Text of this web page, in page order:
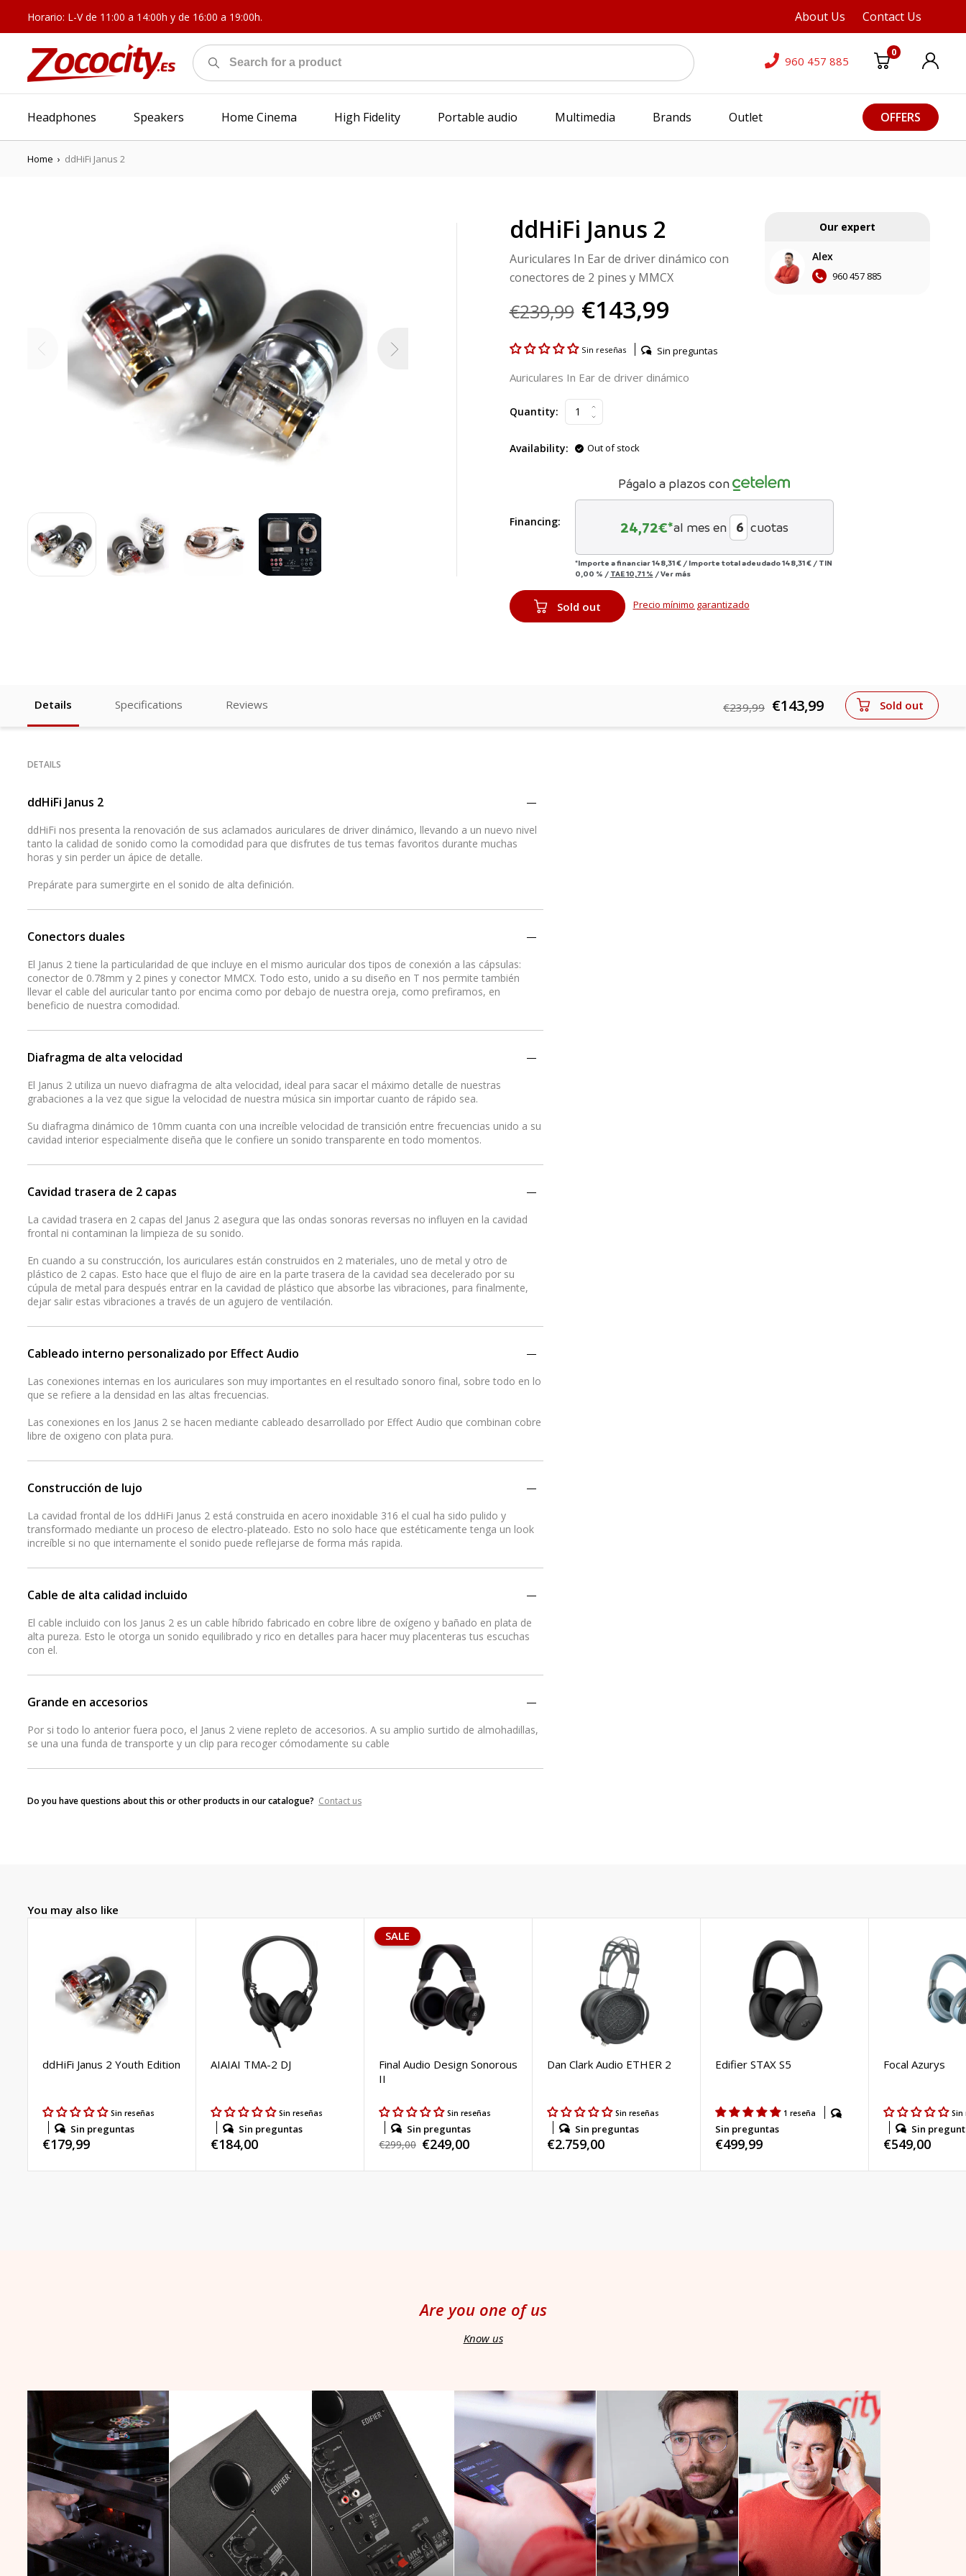
Horario: L-V de 11:00 a 14:00h y de 16:00 a 19:00h. About Us Contact Us
960 457 885
0
Headphones Speakers Home Cinema High Fidelity Portable audio Multimedia Brands Outlet OFFERS
Home › ddHiFi Janus 2
ddHiFi Janus 2
Auriculares In Ear de driver dinámico con
conectores de 2 pines y MMCX
€239,99 €143,99
Our expert
Alex
960 457 885
Sin reseñas Sin preguntas
Auriculares In Ear de driver dinámico
Quantity:
Availability: Out of stock
Financing:
Págalo a plazos con
24,72€*al mes en cuotas
*Importe a financiar148,31 € / Importe total adeudado148,31 €/ TIN
0,00 % / TAE10,71 % /Ver más
Sold out Precio mínimo garantizado
Details Specifications Reviews €239,99 €143,99 Sold out
DETAILS
ddHiFi Janus 2
ddHiFi nos presenta la renovación de sus aclamados auriculares de driver dinámico, llevando a un nuevo nivel
tanto la calidad de sonido como la comodidad para que disfrutes de tus temas favoritos durante muchas
horas y sin perder un ápice de detalle.
Prepárate para sumergirte en el sonido de alta definición.
Conectors duales
El Janus 2 tiene la particularidad de que incluye en el mismo auricular dos tipos de conexión a las cápsulas:
conector de 0.78mm y 2 pines y conector MMCX. Todo esto, unido a su diseño en T nos permite también
llevar el cable del auricular tanto por encima como por debajo de nuestra oreja, como prefiramos, en
beneficio de nuestra comodidad.
Diafragma de alta velocidad
El Janus 2 utiliza un nuevo diafragma de alta velocidad, ideal para sacar el máximo detalle de nuestras
grabaciones a la vez que sigue la velocidad de nuestra música sin importar cuanto de rápido sea.
Su diafragma dinámico de 10mm cuanta con una increíble velocidad de transición entre frecuencias unido a su
cavidad interior especialmente diseña que le confiere un sonido transparente en todo momentos.
Cavidad trasera de 2 capas
La cavidad trasera en 2 capas del Janus 2 asegura que las ondas sonoras reversas no influyen en la cavidad
frontal ni contaminan la limpieza de su sonido.
En cuando a su construcción, los auriculares están construidos en 2 materiales, uno de metal y otro de
plástico de 2 capas. Esto hace que el flujo de aire en la parte trasera de la cavidad sea decelerado por su
cúpula de metal para después entrar en la cavidad de plástico que absorbe las vibraciones, para finalmente,
dejar salir estas vibraciones a través de un agujero de ventilación.
Cableado interno personalizado por Effect Audio
Las conexiones internas en los auriculares son muy importantes en el resultado sonoro final, sobre todo en lo
que se refiere a la densidad en las altas frecuencias.
Las conexiones en los Janus 2 se hacen mediante cableado desarrollado por Effect Audio que combinan cobre
libre de oxigeno con plata pura.
Construcción de lujo
La cavidad frontal de los ddHiFi Janus 2 está construida en acero inoxidable 316 el cual ha sido pulido y
transformado mediante un proceso de electro-plateado. Esto no solo hace que estéticamente tenga un look
increíble si no que internamente el sonido puede reflejarse de forma más rapida.
Cable de alta calidad incluido
El cable incluido con los Janus 2 es un cable híbrido fabricado en cobre libre de oxígeno y bañado en plata de
alta pureza. Esto le otorga un sonido equilibrado y rico en detalles para hacer muy placenteras tus escuchas
con el.
Grande en accesorios
Por si todo lo anterior fuera poco, el Janus 2 viene repleto de accesorios. A su amplio surtido de almohadillas,
se una una funda de transporte y un clip para recoger cómodamente su cable
Do you have questions about this or other products in our catalogue? Contact us
You may also like
ddHiFi Janus 2 Youth Edition
Sin reseñas
Sin preguntas
Regular
€179,99
AIAIAI TMA-2 DJ
Sin reseñas
Sin preguntas
Regular
€184,00
SALE
Final Audio Design Sonorous
II
Sin reseñas
Sin preguntas
Regular
€299,00 Sale
price
€249,00
Dan Clark Audio ETHER 2
Sin reseñas
Sin preguntas
Regular
€2.759,00
Edifier STAX S5
1 reseña
Sin preguntas
Regular
€499,99
Focal Azurys
Sin
Sin
Regular
€549,00
Are you one of us
Know us